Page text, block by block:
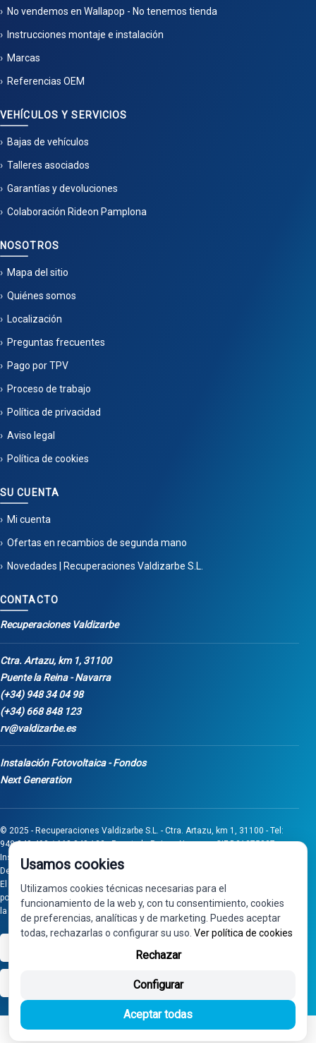
No vendemos en Wallapop - No tenemos tienda
Instrucciones montaje e instalación
Marcas
Referencias OEM
VEHÍCULOS Y SERVICIOS
Bajas de vehículos
Talleres asociados
Garantías y devoluciones
Colaboración Rideon Pamplona
NOSOTROS
Mapa del sitio
Quiénes somos
Localización
Preguntas frecuentes
Pago por TPV
Proceso de trabajo
Política de privacidad
Aviso legal
Política de cookies
SU CUENTA
Mi cuenta
Ofertas en recambios de segunda mano
Novedades | Recuperaciones Valdizarbe S.L.
CONTACTO
Recuperaciones Valdizarbe
Ctra. Artazu, km 1, 31100
Puente la Reina - Navarra
(+34) 948 34 04 98
(+34) 668 848 123
rv@valdizarbe.es
Instalación Fotovoltaica - Fondos
Next Generation
© 2025 - Recuperaciones Valdizarbe S.L. - Ctra. Artazu, km 1, 31100 - Tel:
948 340 498 / 668 848 123 - Puente la Reina - Navarra - CIF B31275837.
Inscrita en el Registro Mercantil de Navarra, Tomo 32, Folio 75, Hoja 525.
Desarrollado porSeintosoft
El proyecto de inversión "0011-0558-2024-000008" ha sido subvencionado
por Gobierno de Navarra al amparo de la convocatoria de 2024 de Ayudas a
la inversión en pymes industriales
Usamos cookies
Utilizamos cookies técnicas necesarias para el
funcionamiento de la web y, con tu consentimiento, cookies
de preferencias, analíticas y de marketing. Puedes aceptar
todas, rechazarlas o configurar su uso. Ver política de cookies
Rechazar
Configurar
Aceptar todas